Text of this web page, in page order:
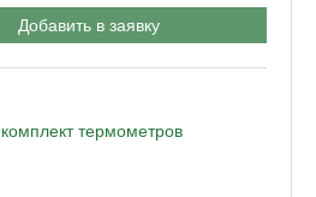
Добавить в заявку
термометров